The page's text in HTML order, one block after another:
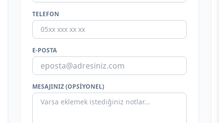
TELEFON
E-POSTA
MESAJINIZ (OPSIYONEL)